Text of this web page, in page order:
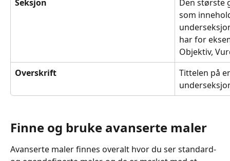
Seksjon
Den største
som
har for
Objektiv,
Overskrift
Tittelen på
Finne og bruke avanserte maler
Avanserte maler finnes overalt hvor du ser standard-